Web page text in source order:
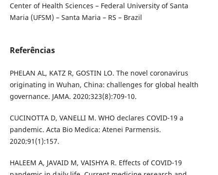
Center of Health Sciences – Federal University of Santa
Maria (UFSM) – Santa Maria – RS – Brazil
Referências
PHELAN AL, KATZ R, GOSTIN LO. The novel coronavirus
originating in Wuhan, China: challenges for global health
governance. JAMA. 2020;323(8):709-10.
CUCINOTTA D, VANELLI M. WHO declares COVID-19 a
pandemic. Acta Bio Medica: Atenei Parmensis.
2020;91(1):157.
HALEEM A, JAVAID M, VAISHYA R. Effects of COVID-19